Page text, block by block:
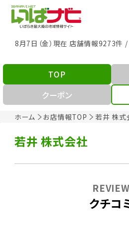
8月7日（金）現在 店舗情報9273件
ホーム お店情報TOP 若井 株式
TOP
クーポン
若井 株式会社
クチコ
REVIEW